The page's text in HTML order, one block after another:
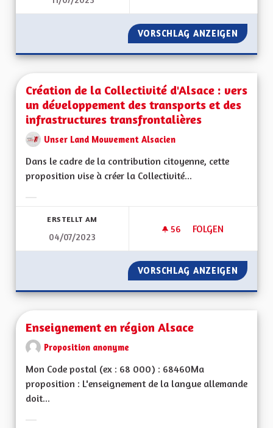
VORSCHLAG ANZEIGEN
Création de la Collectivité d'Alsace : vers
un développement des transports et des
infrastructures transfrontalières
Unser Land Mouvement Alsacien
Dans le cadre de la contribution citoyenne, cette
proposition vise à créer la Collectivité...
ERSTELLT AM
04/07/2023
56 56 FOLLOWER
FOLGEN
CRÉATION DE LA
VORSCHLAG ANZEIGEN
Enseignement en région Alsace
Proposition anonyme
Mon Code postal (ex : 68 000) : 68460Ma
proposition : L'enseignement de la langue allemande
doit...